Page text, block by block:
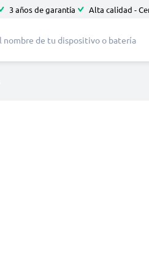
3 años de garantía Alta calidad -